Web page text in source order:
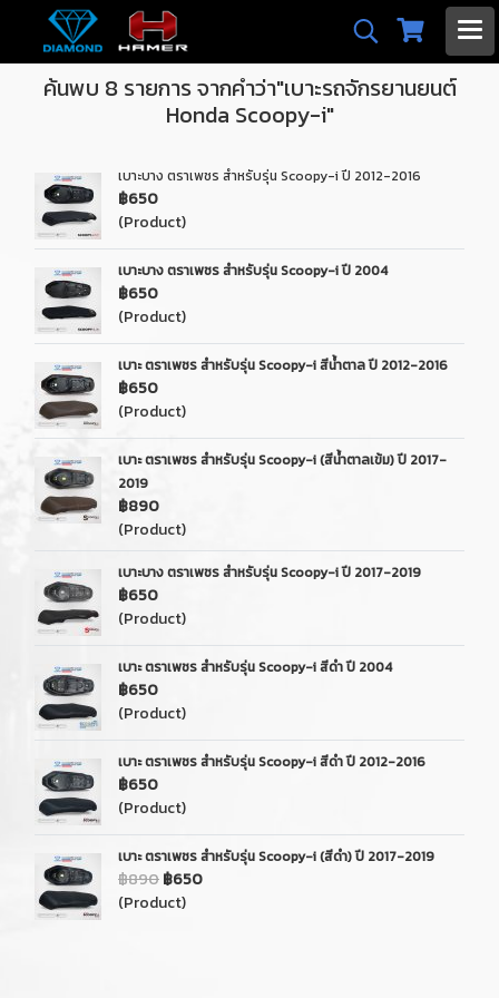
ค้นพบ 8 รายการ จากคำว่า"เบาะรถจักรยานยนต์
Honda Scoopy-i"
เบาะบาง ตราเพชร สำหรับรุ่น Scoopy-i ปี 2012-2016
฿650
(Product)
เบาะบาง ตราเพชร สำหรับรุ่น Scoopy-i ปี 2004
฿650
(Product)
เบาะ ตราเพชร สำหรับรุ่น Scoopy-i สีน้ำตาล ปี 2012-2016
฿650
(Product)
เบาะ ตราเพชร สำหรับรุ่น Scoopy-i (สีน้ำตาลเข้ม) ปี 2017-
2019
฿890
(Product)
เบาะบาง ตราเพชร สำหรับรุ่น Scoopy-i ปี 2017-2019
฿650
(Product)
เบาะ ตราเพชร สำหรับรุ่น Scoopy-i สีดำ ปี 2004
฿650
(Product)
เบาะ ตราเพชร สำหรับรุ่น Scoopy-i สีดำ ปี 2012-2016
฿650
(Product)
เบาะ ตราเพชร สำหรับรุ่น Scoopy-i (สีดำ) ปี 2017-2019
฿890฿650
(Product)